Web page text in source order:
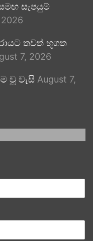
සැපයුම්
තවත් භූගත
7, 2026
වූ වැසි August 7,